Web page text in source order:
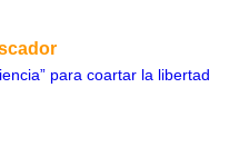
para coartar la libertad